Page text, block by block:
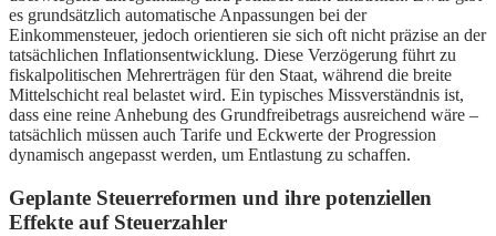
es grundsätzlich automatische Anpassungen bei der
Einkommensteuer, jedoch orientieren sie sich oft nicht präzise an der
tatsächlichen Inflationsentwicklung. Diese Verzögerung führt zu
fiskalpolitischen Mehrerträgen für den Staat, während die breite
Mittelschicht real belastet wird. Ein typisches Missverständnis ist,
dass eine reine Anhebung des Grundfreibetrags ausreichend wäre –
tatsächlich müssen auch Tarife und Eckwerte der Progression
dynamisch angepasst werden, um Entlastung zu schaffen.
Geplante Steuerreformen und ihre potenziellen
Effekte auf Steuerzahler